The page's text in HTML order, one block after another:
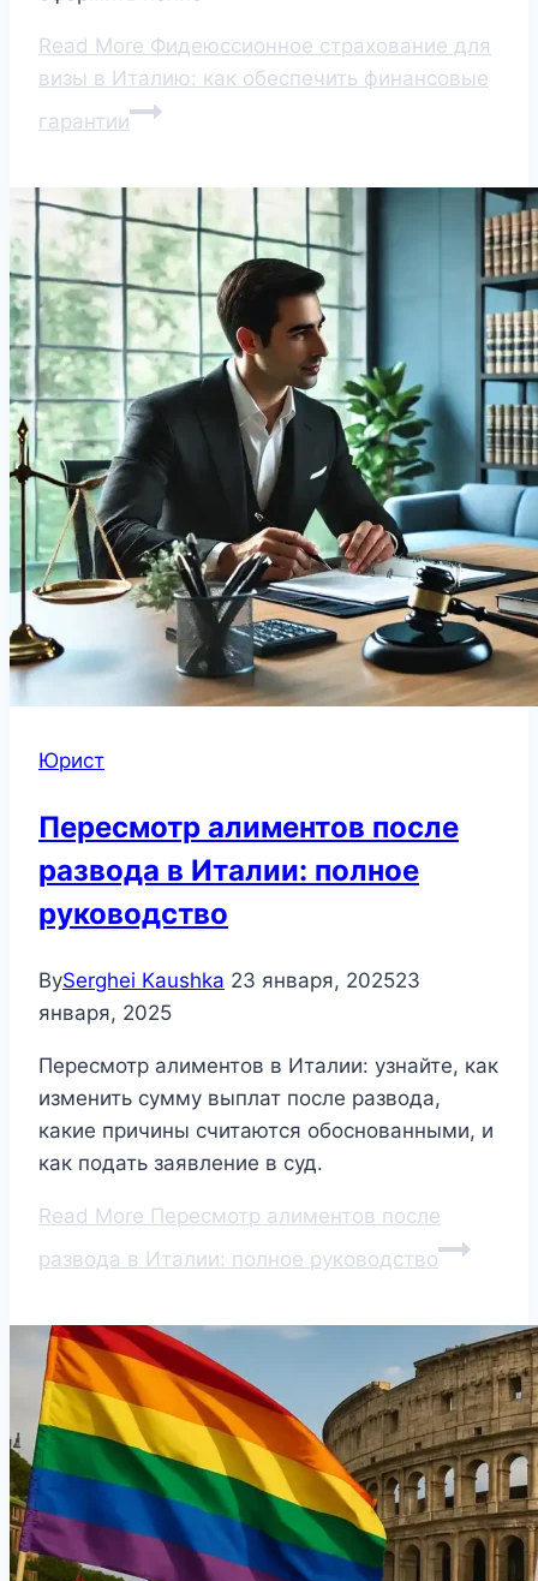
Read More Фидеюссионное страхование для
визы в Италию: как обеспечить финансовые
гарантии
Юрист
Пересмотр алиментов после
развода в Италии: полное
руководство
BySerghei Kaushka 23 января, 202523
января, 2025
Пересмотр алиментов в Италии: узнайте, как
изменить сумму выплат после развода,
какие причины считаются обоснованными, и
как подать заявление в суд.
Read More Пересмотр алиментов после
развода в Италии: полное руководство